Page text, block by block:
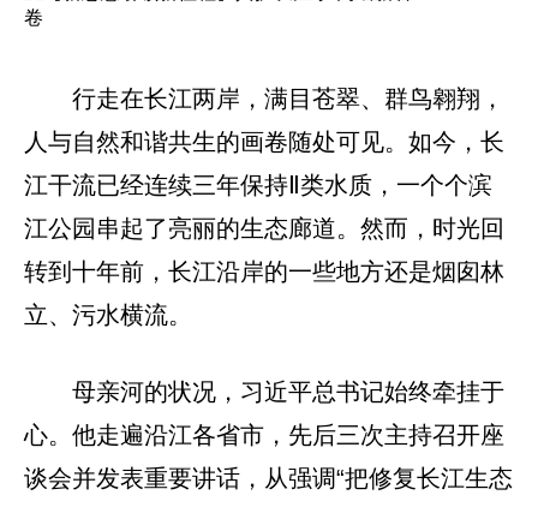
行走在长江两岸，满目苍翠、群鸟翱翔，
人与自然和谐共生的画卷随处可见。如今，长
江干流已经连续三年保持Ⅱ类水质，一个个滨
江公园串起了亮丽的生态廊道。然而，时光回
转到十年前，长江沿岸的一些地方还是烟囱林
立、污水横流。
母亲河的状况，习近平总书记始终牵挂于
心。他走遍沿江各省市，先后三次主持召开座
谈会并发表重要讲话，从强调“把修复长江生态